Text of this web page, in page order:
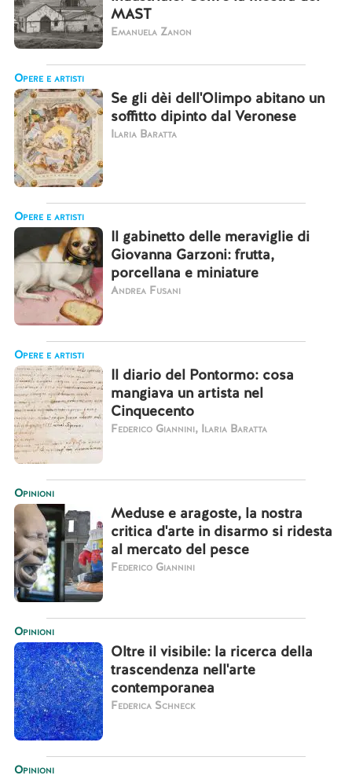
MAST
Emanuela Zanon
Opere e artisti
Se gli dèi dell'Olimpo abitano un
soffitto dipinto dal Veronese
Ilaria Baratta
Opere e artisti
Il gabinetto delle meraviglie di
Giovanna Garzoni: frutta,
porcellana e miniature
Andrea Fusani
Opere e artisti
Il diario del Pontormo: cosa
mangiava un artista nel
Cinquecento
Federico Giannini, Ilaria Baratta
Opinioni
Meduse e aragoste, la nostra
critica d'arte in disarmo si ridesta
al mercato del pesce
Federico Giannini
Opinioni
Oltre il visibile: la ricerca della
trascendenza nell'arte
contemporanea
Federica Schneck
Opinioni